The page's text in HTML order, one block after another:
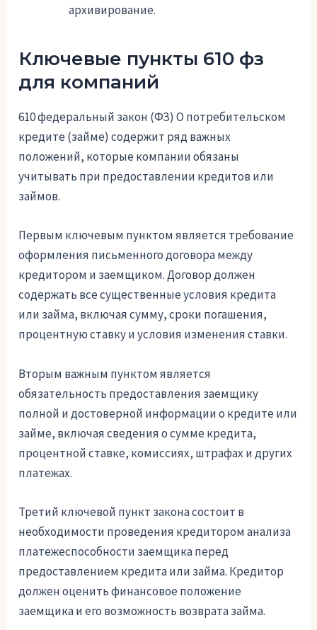
архивирование.
Ключевые пункты 610 фз
для компаний
610 федеральный закон (ФЗ) О потребительском
кредите (займе) содержит ряд важных
положений, которые компании обязаны
учитывать при предоставлении кредитов или
займов.
Первым ключевым пунктом является требование
оформления письменного договора между
кредитором и заемщиком. Договор должен
содержать все существенные условия кредита
или займа, включая сумму, сроки погашения,
процентную ставку и условия изменения ставки.
Вторым важным пунктом является
обязательность предоставления заемщику
полной и достоверной информации о кредите или
займе, включая сведения о сумме кредита,
процентной ставке, комиссиях, штрафах и других
платежах.
Третий ключевой пункт закона состоит в
необходимости проведения кредитором анализа
платежеспособности заемщика перед
предоставлением кредита или займа. Кредитор
должен оценить финансовое положение
заемщика и его возможность возврата займа.